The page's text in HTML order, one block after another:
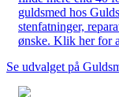
guldsmed hos
stenfatninger,
ønske. Klik her for
Se udvalget på